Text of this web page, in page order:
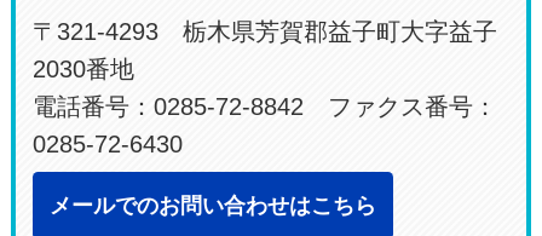
〒321-4293 栃木県芳賀郡益子町大字益子
2030番地
電話番号：0285-72-8842 ファクス番号：
0285-72-6430
メールでのお問い合わせはこちら